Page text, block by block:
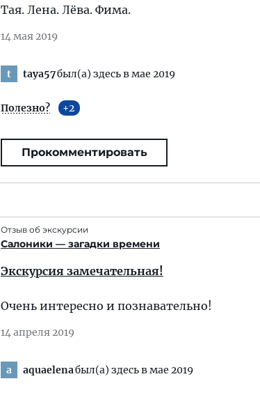
Тая. Лена. Лёва. Фима.
14 мая 2019
t taya57был(а) здесь в мае 2019
Полезно? 2
Прокомментировать
Отзыв об экскурсии
Салоники — загадки времени
Экскурсия замечательная!
Очень интересно и познавательно!
14 апреля 2019
a aquaelenaбыл(а) здесь в мае 2019